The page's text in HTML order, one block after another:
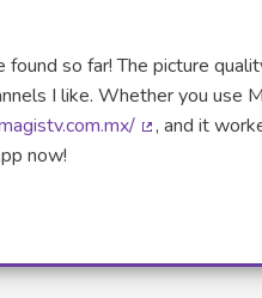
so far! The picture
I like. Whether you use
, and it
now!